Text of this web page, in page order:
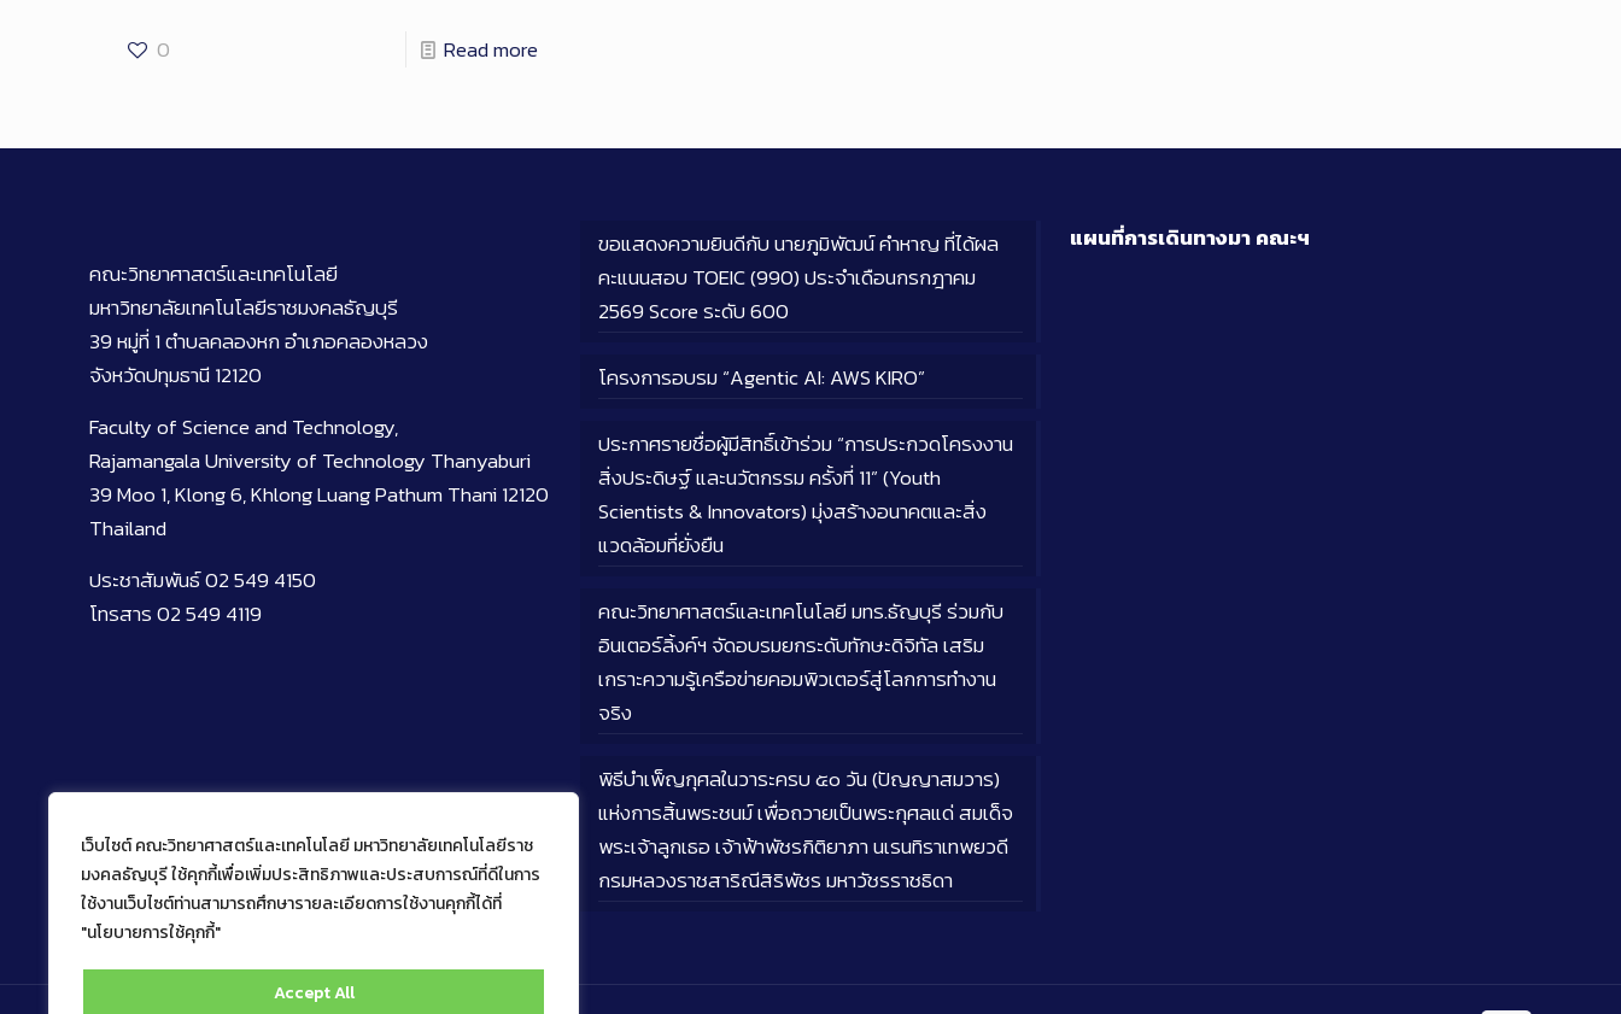
เว็บไซต์ คณะวิทยาศาสตร์และเทคโนโลยี มหาวิทยาลัยเทคโนโลยีราช
มงคลธัญบุรี ใช้คุกกี้เพื่อเพิ่มประสิทธิภาพและประสบการณ์ที่ดีในการ
ใช้งานเว็บไซต์ท่านสามารถศึกษารายละเอียดการใช้งานคุกกี้ได้ที่
"นโยบายการใช้คุกกี้"
Accept All
0 Read more
คณะวิทยาศาสตร์และเทคโนโลยี
มหาวิทยาลัยเทคโนโลยีราชมงคลธัญบุรี
39 หมู่ที่ 1 ตำบลคลองหก อำเภอคลองหลวง
จังหวัดปทุมธานี 12120
Faculty of Science and Technology,
Rajamangala University of Technology Thanyaburi
39 Moo 1, Klong 6, Khlong Luang Pathum Thani 12120
Thailand
ประชาสัมพันธ์ 02 549 4150
โทรสาร 02 549 4119
ขอแสดงความยินดีกับ นายภูมิพัฒน์ คำหาญ ที่ได้ผล
คะแนนสอบ TOEIC (990) ประจำเดือนกรกฎาคม
2569 Score ระดับ 600
โครงการอบรม “Agentic AI: AWS KIRO”
ประกาศรายชื่อผู้มีสิทธิ์เข้าร่วม “การประกวดโครงงาน
สิ่งประดิษฐ์ และนวัตกรรม ครั้งที่ 11” (Youth
Scientists & Innovators) มุ่งสร้างอนาคตและสิ่ง
แวดล้อมที่ยั่งยืน
คณะวิทยาศาสตร์และเทคโนโลยี มทร.ธัญบุรี ร่วมกับ
อินเตอร์ลิ้งค์ฯ จัดอบรมยกระดับทักษะดิจิทัล เสริม
เกราะความรู้เครือข่ายคอมพิวเตอร์สู่โลกการทำงาน
จริง
พิธีบำเพ็ญกุศลในวาระครบ ๕๐ วัน (ปัญญาสมวาร)
แห่งการสิ้นพระชนม์ เพื่อถวายเป็นพระกุศลแด่ สมเด็จ
พระเจ้าลูกเธอ เจ้าฟ้าพัชรกิติยาภา นเรนทิราเทพยวดี
กรมหลวงราชสาริณีสิริพัชร มหาวัชรราชธิดา
แผนที่การเดินทางมาคณะฯ